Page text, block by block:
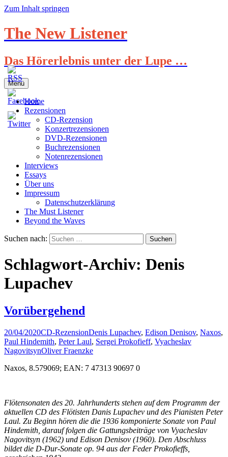
Zum Inhalt springen
The New Listener
Das Hörerlebnis unter der Lupe …
Menü
Home
Rezensionen
CD-Rezension
Konzertrezensionen
DVD-Rezensionen
Buchrezensionen
Notenrezensionen
Interviews
Essays
Über uns
Impressum
Datenschutzerklärung
The Must Listener
Beyond the Waves
Suchen nach:
Schlagwort-Archiv: Denis
Lupachev
Vorübergehend
20/04/2020CD-RezensionDenis Lupachev, Edison Denisov, Naxos,
Paul Hindemith, Peter Laul, Sergei Prokofieff, Vyacheslav
NagovitsynOliver Fraenzke
Naxos, 8.579069; EAN: 7 47313 90697 0
Flötensonaten des 20. Jahrhunderts stehen auf dem Programm der
aktuellen CD des Flötisten Danis Lupachev und des Pianisten Peter
Laul. Zu Beginn hören die die 1936 komponierte Sonate von Paul
Hindemith, darauf folgen die Gattungsbeiträge von Vyacheslav
Nagovitsyn (1962) und Edison Denisov (1960). Den Abschluss
bildet die D-Dur-Sonate op. 94 aus der Feder Prokofieffs,